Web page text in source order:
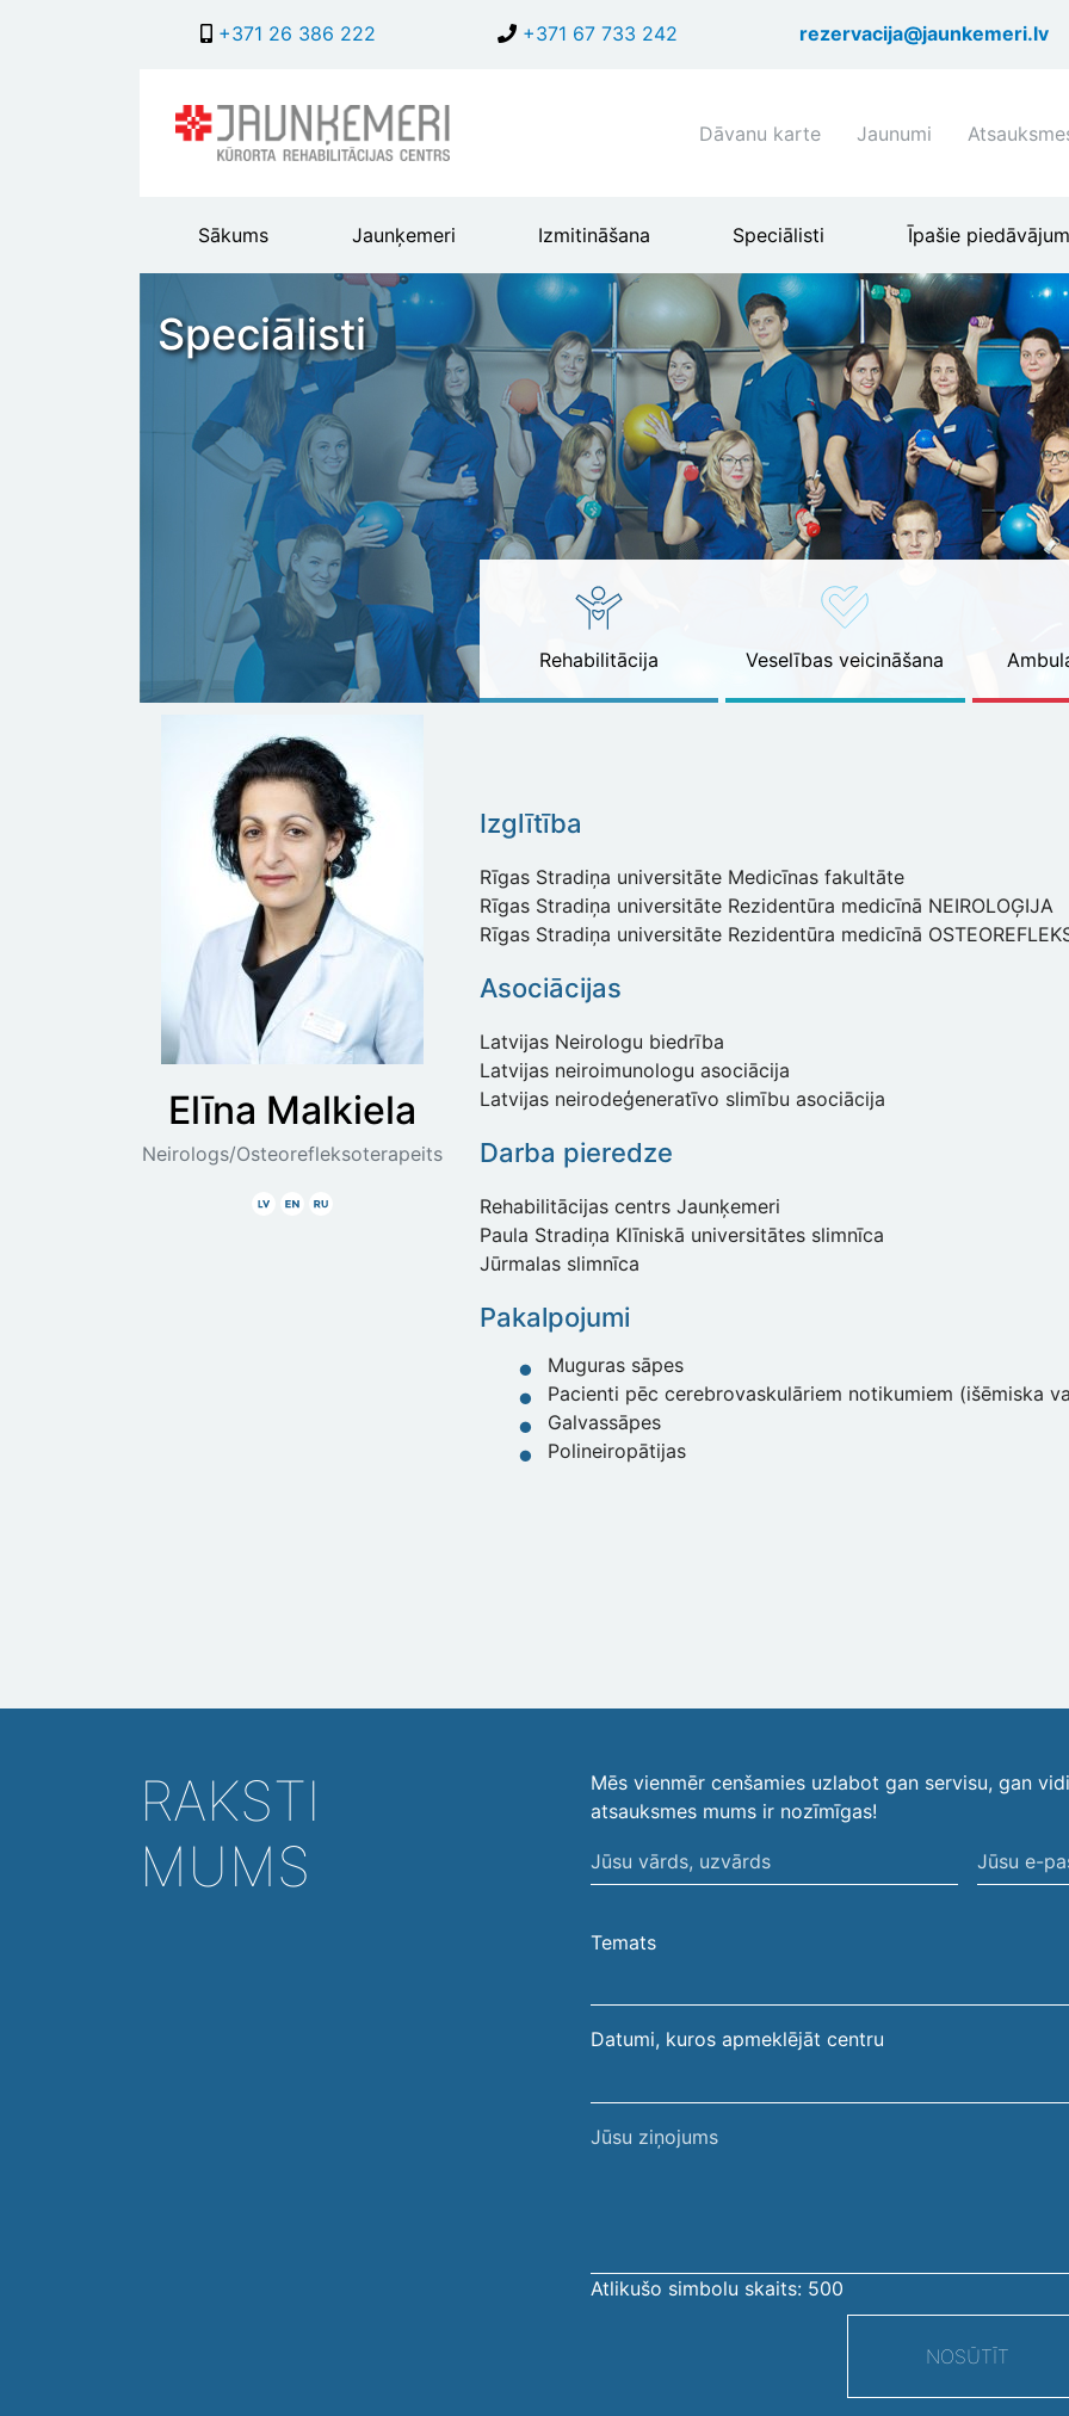
uz
+371 26 386 222 +371 67 733 242 rezervacija@jaunkemeri.lv
Shortcuts
menu
Dāvanu karte Jaunumi
Main
header
menu
Sākums Jaunķemeri Izmitināšana Speciālisti Īpašie
Speciālisti
Rehabilitācija Veselības veicināšana
Elīna Malkiela
Neirologs/Osteorefleksoterapeits
Latviski
AngliskiKrieviski
Izglītība
Rīgas Stradiņa universitāte Medicīnas fakultāte
Rīgas Stradiņa universitāte Rezidentūra medicīnā NEIROLOĢIJA
Rīgas Stradiņa universitāte Rezidentūra medicīnā
Asociācijas
Latvijas Neirologu biedrība
Latvijas neiroimunologu asociācija
Latvijas neirodeģeneratīvo slimību asociācija
Darba pieredze
Rehabilitācijas centrs Jaunķemeri
Paula Stradiņa Klīniskā universitātes slimnīca
Jūrmalas slimnīca
Pakalpojumi
Muguras sāpes
Pacienti pēc cerebrovaskulāriem notikumiem (išēmiska
Galvassāpes
Polineiropātijas
RAKSTI
MUMS
Mēs vienmēr cenšamies uzlabot gan servisu, gan
atsauksmes mums ir nozīmīgas!
Jūsu
vārds,
Jūsu
e-
Temats
Datumi, kuros apmeklējāt centru
Jūsu
Atlikušo simbolu skaits: 500
NOSŪTĪT